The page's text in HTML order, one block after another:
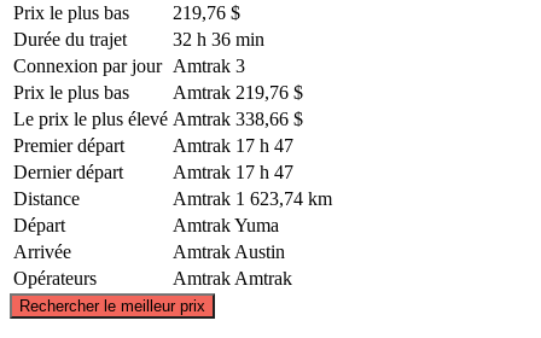
Prix ​​le plus bas
219,76 $
Durée du trajet
32 h 36 min
Connexion par jour Amtrak 3
Prix ​​le plus bas
Amtrak 219,76 $
Le prix le plus élevé Amtrak 338,66 $
Premier départ
Amtrak 17 h 47
Dernier départ
Amtrak 17 h 47
Distance
Amtrak 1 623,74 km
Départ
AmtrakYuma
Arrivée
Amtrak Austin
Opérateurs
Amtrak Amtrak
Rechercher le meilleur prix
©CARTO